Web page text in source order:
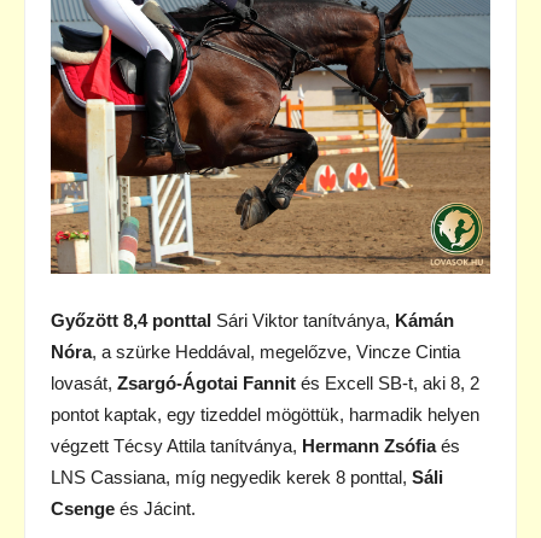
Győzött 8,4 ponttal Sári Viktor tanítványa, Kámán
Nóra, a szürke Heddával, megelőzve, Vincze Cintia
lovasát, Zsargó-Ágotai Fannit és Excell SB-t, aki 8, 2
pontot kaptak, egy tizeddel mögöttük, harmadik helyen
végzett Técsy Attila tanítványa, Hermann Zsófiaés
LNS Cassiana, míg negyedik kerek 8 ponttal, Sáli
Csenge és Jácint.